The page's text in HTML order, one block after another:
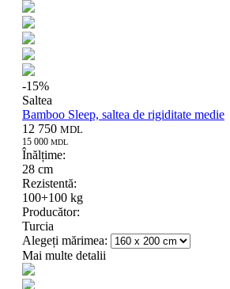
-15%
Saltea
Bamboo Sleep, saltea de rigiditate medie
12 750 MDL
15 000 MDL
Înălțime:
28 cm
Rezistentă:
100+100 kg
Producător:
Turcia
Alegeți mărimea:
Mai multe detalii